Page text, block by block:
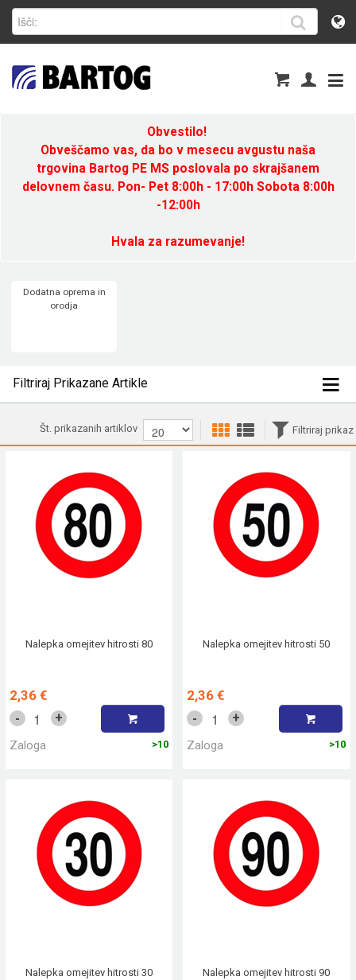
Obvestilo!
Obveščamo vas, da bo v mesecu avgustu naša
trgovina Bartog PE MS poslovala po skrajšanem
delovnem času. Pon- Pet 8:00h - 17:00h Sobota 8:00h
-12:00h
Hvala za razumevanje!
Dodatna oprema in
orodja
Filtriraj Prikazane Artikle
Filtriraj prikaz
Št. prikazanih artiklov
Nalepka omejitev hitrosti 80
2,36 €
- +
Zaloga >10
Nalepka omejitev hitrosti 50
2,36 €
- +
Zaloga >10
Nalepka omejitev hitrosti 30 Nalepka omejitev hitrosti 90